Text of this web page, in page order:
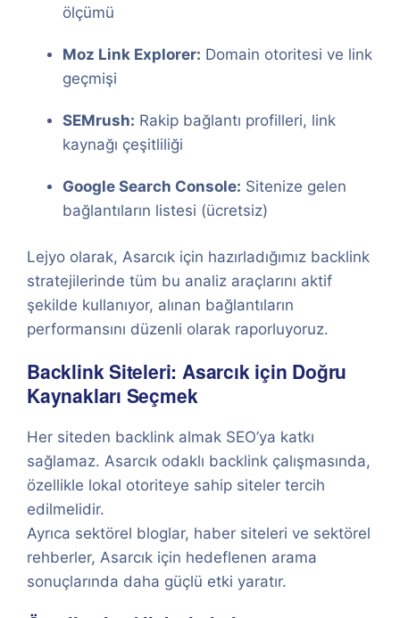
ölçümü
Moz Link Explorer: Domain otoritesi ve link
geçmişi
SEMrush: Rakip bağlantı profilleri, link
kaynağı çeşitliliği
Google Search Console: Sitenize gelen
bağlantıların listesi (ücretsiz)
Lejyo olarak, Asarcık için hazırladığımız backlink
stratejilerinde tüm bu analiz araçlarını aktif
şekilde kullanıyor, alınan bağlantıların
performansını düzenli olarak raporluyoruz.
Backlink Siteleri: Asarcık için Doğru
Kaynakları Seçmek
Her siteden backlink almak SEO’ya katkı
sağlamaz. Asarcık odaklı backlink çalışmasında,
özellikle lokal otoriteye sahip siteler tercih
edilmelidir.
Ayrıca sektörel bloglar, haber siteleri ve sektörel
rehberler, Asarcık için hedeflenen arama
sonuçlarında daha güçlü etki yaratır.